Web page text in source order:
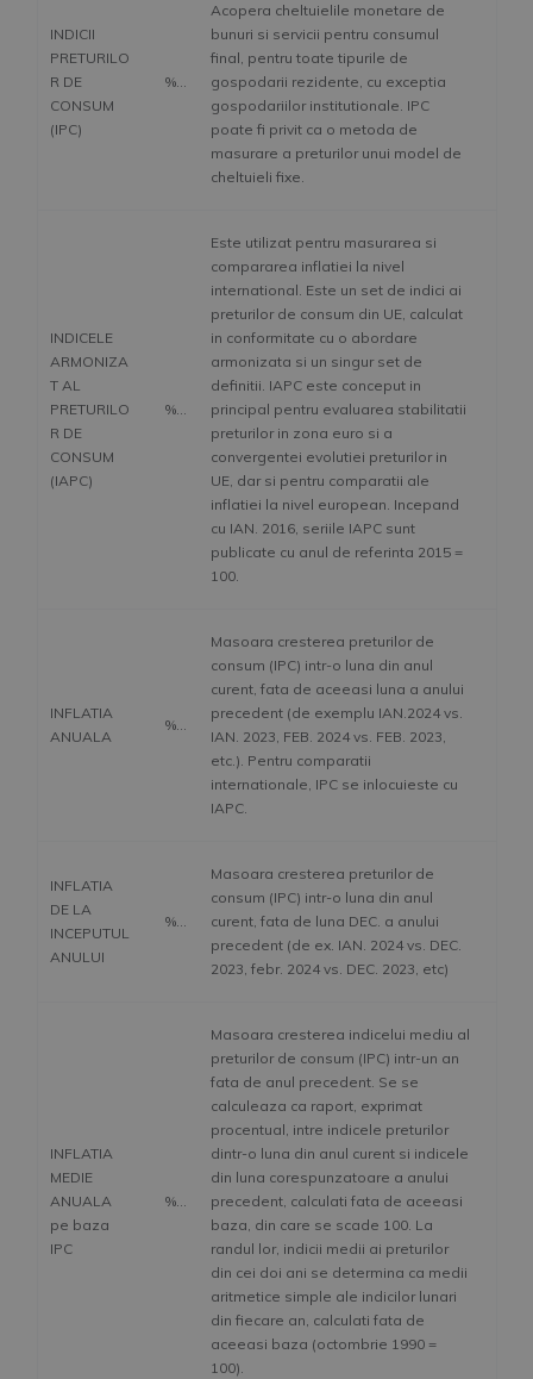
INDICII
PRETURILO
R DE
CONSUM
(IPC)
%
Acopera cheltuielile monetare de
bunuri si servicii pentru consumul
final, pentru toate tipurile de
gospodarii rezidente, cu exceptia
gospodariilor institutionale. IPC
poate fi privit ca o metoda de
masurare a preturilor unui model de
cheltuieli fixe.
INDICELE
ARMONIZA
T AL
PRETURILO
R DE
CONSUM
(IAPC)
%
Este utilizat pentru masurarea si
compararea inflatiei la nivel
international. Este un set de indici ai
preturilor de consum din UE, calculat
in conformitate cu o abordare
armonizata si un singur set de
definitii. IAPC este conceput in
principal pentru evaluarea stabilitatii
preturilor in zona euro si a
convergentei evolutiei preturilor in
UE, dar si pentru comparatii ale
inflatiei la nivel european. Incepand
cu IAN. 2016, seriile IAPC sunt
publicate cu anul de referinta 2015 =
100.
INFLATIA
ANUALA
%
Masoara cresterea preturilor de
consum (IPC) intr-o luna din anul
curent, fata de aceeasi luna a anului
precedent (de exemplu IAN.2024 vs.
IAN. 2023, FEB. 2024 vs. FEB. 2023,
etc.). Pentru comparatii
internationale, IPC se inlocuieste cu
IAPC.
INFLATIA
DE LA
INCEPUTUL
ANULUI
%
Masoara cresterea preturilor de
consum (IPC) intr-o luna din anul
curent, fata de luna DEC. a anului
precedent (de ex. IAN. 2024 vs. DEC.
2023, febr. 2024 vs. DEC. 2023, etc)
INFLATIA
MEDIE
ANUALA
pe baza
IPC
%
Masoara cresterea indicelui mediu al
preturilor de consum (IPC) intr-un an
fata de anul precedent. Se se
calculeaza ca raport, exprimat
procentual, intre indicele preturilor
dintr-o luna din anul curent si indicele
din luna corespunzatoare a anului
precedent, calculati fata de aceeasi
baza, din care se scade 100. La
randul lor, indicii medii ai preturilor
din cei doi ani se determina ca medii
aritmetice simple ale indicilor lunari
din fiecare an, calculati fata de
aceeasi baza (octombrie 1990 =
100).